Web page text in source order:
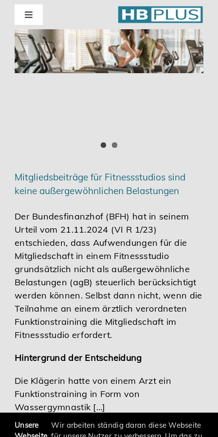
Skip
content
Toggle
Navigation
Standorte
Beratung
Karriere
Services
Mitgliedsbeiträge für Fitnessstudios sind
keine außergewöhnlichen Belastungen
Der Bundesfinanzhof (BFH) hat in seinem
Urteil vom 21.11.2024 (VI R 1/23)
entschieden, dass Aufwendungen für die
Mitgliedschaft in einem Fitnessstudio
grundsätzlich nicht als außergewöhnliche
Belastungen (agB) steuerlich berücksichtigt
werden können. Selbst dann nicht, wenn die
Teilnahme an einem ärztlich verordneten
Funktionstraining die Mitgliedschaft im
Fitnessstudio erfordert.
Hintergrund der Entscheidung
Die Klägerin hatte von einem Arzt ein
Funktionstraining in Form von
Wassergymnastik […]
Unsere
Wir arbeiten ständig daran diese Webseite